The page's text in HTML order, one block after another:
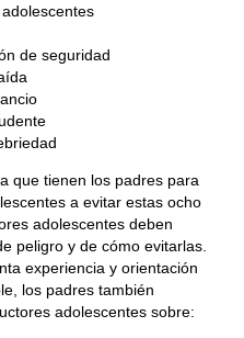
de seguridad
que tienen los padres para
a evitar estas ocho
adolescentes deben
peligro y de cómo evitarlas.
experiencia y orientación
los padres también
adolescentes sobre: